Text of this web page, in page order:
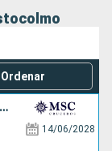
Ordenar
SUECIA, ESTONIA, DINAMARCA, ALEMANIA
14/06/2028